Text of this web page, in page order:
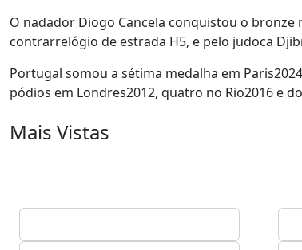
O nadador Diogo Cancela conquistou o
contrarrelógio de estrada H5, e pelo judoca
Portugal somou a sétima medalha em
pódios em Londres2012, quatro no Rio2016 e
Mais Vistas